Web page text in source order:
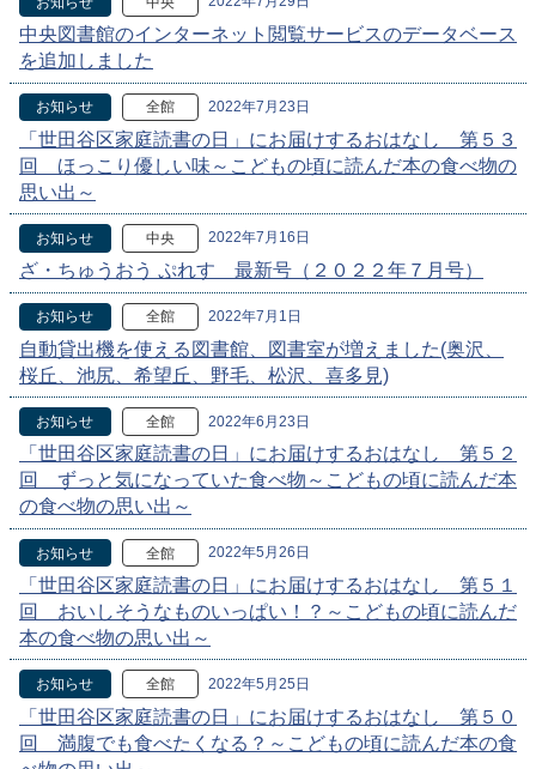
中央図書館のインターネット閲覧サービスのデータベース
を追加しました
お知らせ 全館 2022年7月23日
「世田谷区家庭読書の日」にお届けするおはなし 第５３
回 ほっこり優しい味～こどもの頃に読んだ本の食べ物の
思い出～
お知らせ 中央 2022年7月16日
ざ・ちゅうおう ぷれす 最新号（２０２２年７月号）
お知らせ 全館 2022年7月1日
自動貸出機を使える図書館、図書室が増えました(奥沢、
桜丘、池尻、希望丘、野毛、松沢、喜多見)
お知らせ 全館 2022年6月23日
「世田谷区家庭読書の日」にお届けするおはなし 第５２
回 ずっと気になっていた食べ物～こどもの頃に読んだ本
の食べ物の思い出～
お知らせ 全館 2022年5月26日
「世田谷区家庭読書の日」にお届けするおはなし 第５１
回 おいしそうなものいっぱい！？～こどもの頃に読んだ
本の食べ物の思い出～
お知らせ 全館 2022年5月25日
「世田谷区家庭読書の日」にお届けするおはなし 第５０
回 満腹でも食べたくなる？～こどもの頃に読んだ本の食